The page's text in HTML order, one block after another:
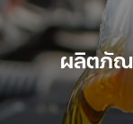
ผลิตภัณ